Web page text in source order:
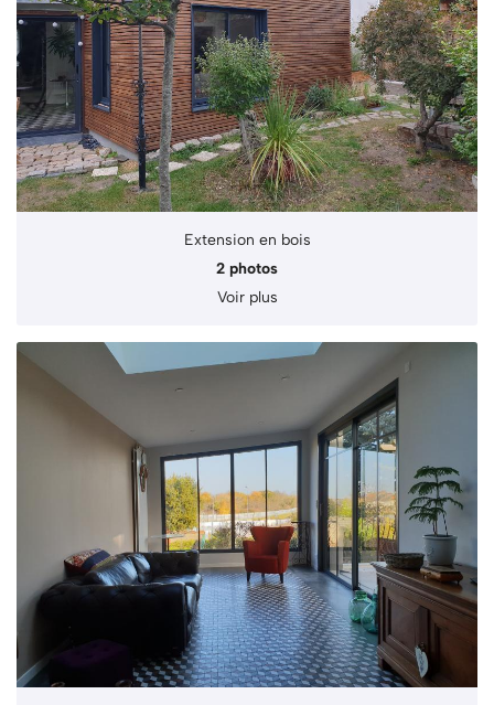
Extension en bois
2 photos
Voir plus